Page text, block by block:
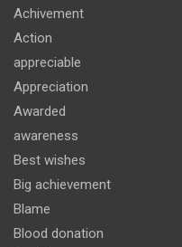
Achivement
Action
appreciable
Appreciation
Awarded
awareness
Best wishes
Big achievement
Blame
Blood donation